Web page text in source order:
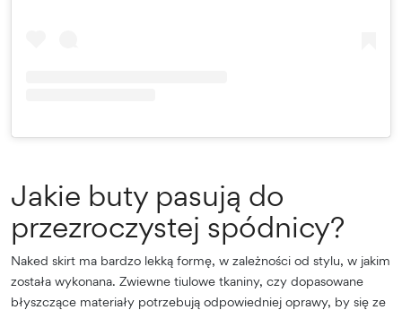
Jakie buty pasują do
przezroczystej spódnicy?
Naked skirt ma bardzo lekką formę, w zależności od stylu, w jakim
została wykonana. Zwiewne tiulowe tkaniny, czy dopasowane
błyszczące materiały potrzebują odpowiedniej oprawy, by się ze